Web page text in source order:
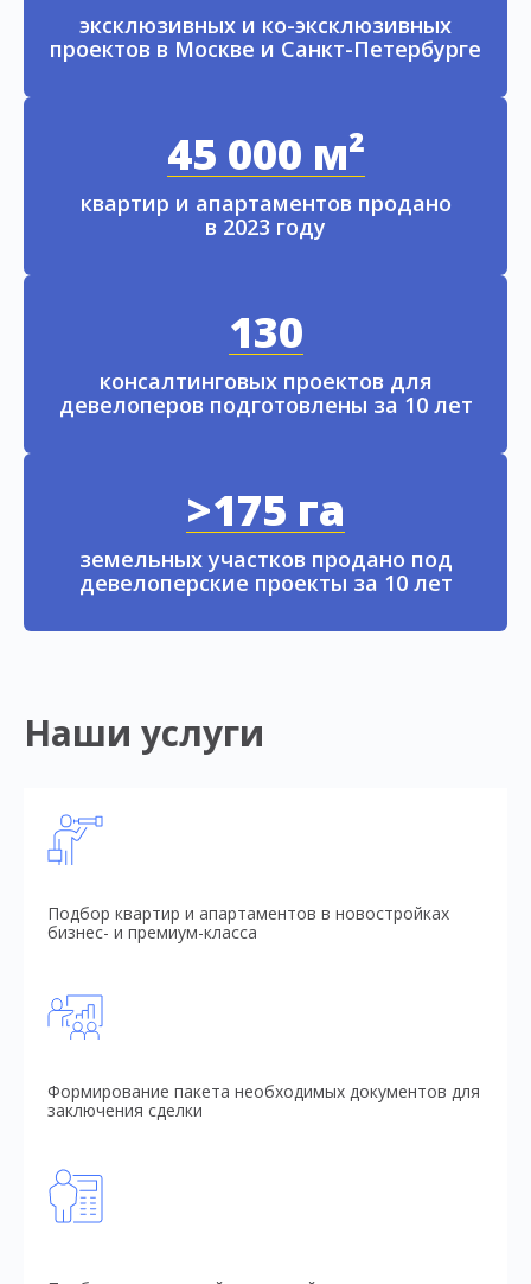
эксклюзивных и ко-эксклюзивных
проектов в Москве и Санкт-Петербурге
45 000 м²
квартир и апартаментов продано
в 2023 году
130
консалтинговых проектов для
девелоперов подготовлены за 10 лет
>175 га
земельных участков продано под
девелоперские проекты за 10 лет
Наши услуги
Подбор квартир и апартаментов в новостройках
бизнес- и премиум-класса
Формирование пакета необходимых документов для
заключения сделки